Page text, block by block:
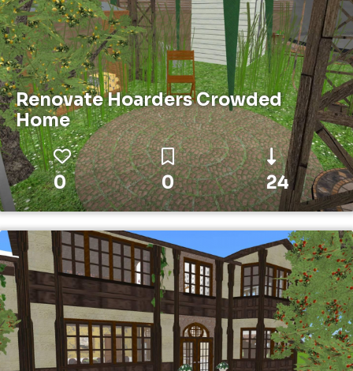
Renovate Hoarders Crowded
Home
0 0 24